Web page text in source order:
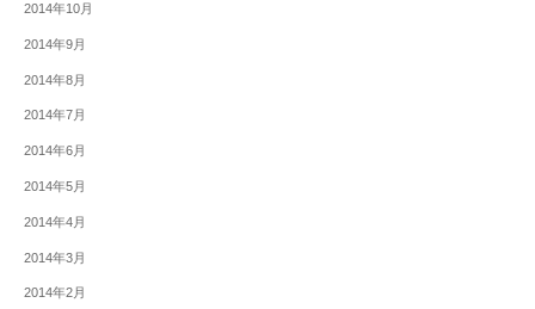
2014年10月
2014年9月
2014年8月
2014年7月
2014年6月
2014年5月
2014年4月
2014年3月
2014年2月